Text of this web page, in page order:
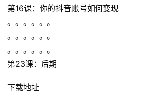
避
坑
指
南
营
登录
第16课：你的抖音账号如何变现
。。。。。。
。。。。。。
。。。。。。
第23课：后期
下载地址